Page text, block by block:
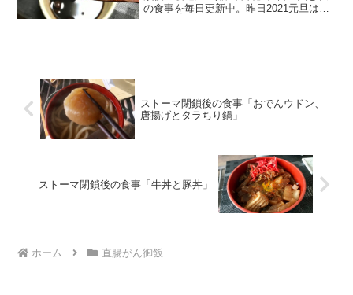
の食事を毎日更新中。昨日2021元旦は、
ストーマ閉鎖後の食事「おでんウドン、
唐揚げとタラちり鍋」
ストーマ閉鎖後の食事「牛丼と豚丼」
ホーム 直腸がん御飯